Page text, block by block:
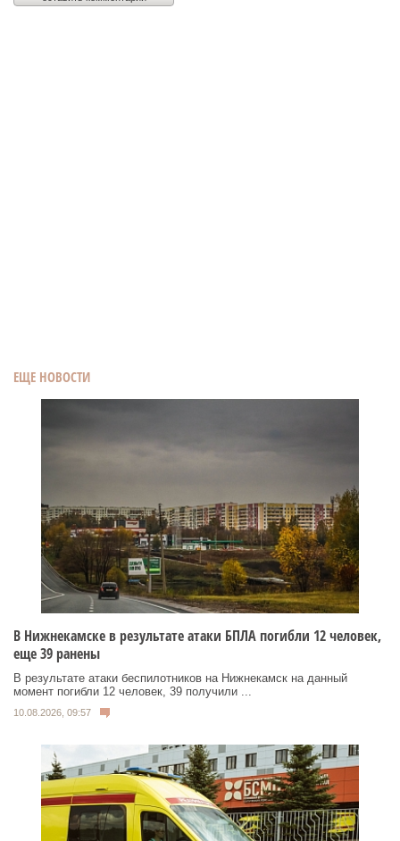
ЕЩЕ НОВОСТИ
В Нижнекамске в результате атаки БПЛА погибли 12 человек,
еще 39 ранены
В результате атаки беспилотников на Нижнекамск на данный
момент погибли 12 человек, 39 получили ...
10.08.2026, 09:57